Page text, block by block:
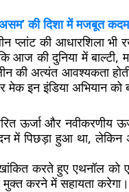
की दिशा में मजबूत कदम
प्लांट की आधारशिला भी
आज की दुनिया में
की अत्यंत आवश्यकता
मेक इन इंडियाअभियान को
ऊर्जा और नवीकरणीय
में पिछड़ा हुआ था, लेकिन
करते हुए एथनॉल को
करने में सहायता करेगा।